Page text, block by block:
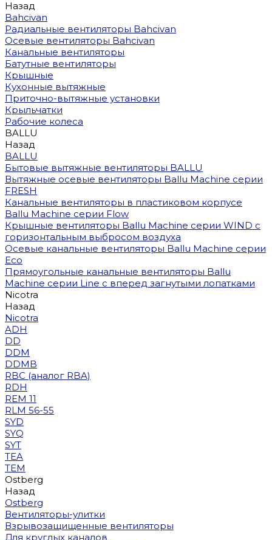
Назад
Bahcivan
Радиальные вентиляторы Bahcivan
Осевые вентиляторы Bahcivan
Канальные вентиляторы
Батутные вентиляторы
Крышные
Кухонные вытяжные
Приточно-вытяжные установки
Крыльчатки
Рабочие колеса
BALLU
Назад
BALLU
Бытовые вытяжные вентиляторы BALLU
Вытяжные осевые вентиляторы Ballu Machine серии
FRESH
Канальные вентиляторы в пластиковом корпусе
Ballu Machine серии Flow
Крышные вентиляторы Ballu Machine серии WIND с
горизонтальным выбросом воздуха
Осевые канальные вентиляторы Ballu Machine серии
Eco
Прямоугольные канальные вентиляторы Ballu
Machine серии Line с вперед загнутыми лопатками
Nicotra
Назад
Nicotra
ADH
DD
DDM
DDMB
RBC (аналог RBA)
RDH
REM 11
RLM 56-55
SYD
SYQ
SYT
TEA
TEM
Ostberg
Назад
Ostberg
Вентиляторы-улитки
Взрывозащищенные вентиляторы
Для круглых каналов